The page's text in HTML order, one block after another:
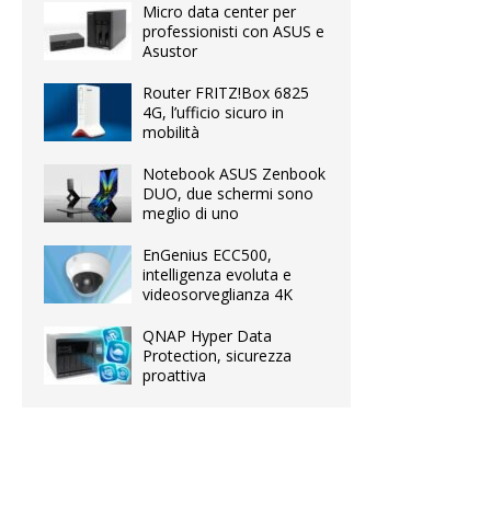
Micro data center per
professionisti con ASUS e
Asustor
Router FRITZ!Box 6825
4G, l’ufficio sicuro in
mobilità
Notebook ASUS Zenbook
DUO, due schermi sono
meglio di uno
EnGenius ECC500,
intelligenza evoluta e
videosorveglianza 4K
QNAP Hyper Data
Protection, sicurezza
proattiva